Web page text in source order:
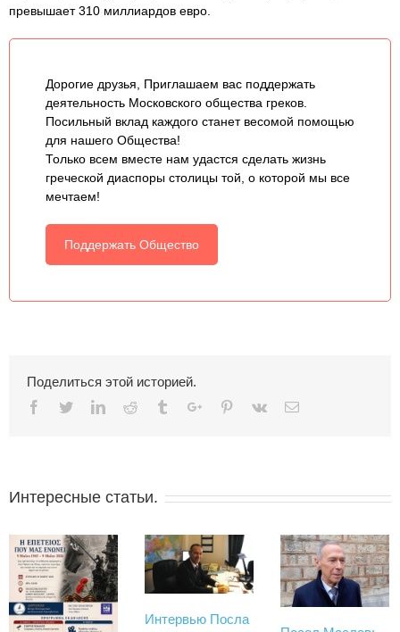
превышает 310 миллиардов евро.
Дорогие друзья, Приглашаем вас поддержать
деятельность Московского общества греков.
Посильный вклад каждого станет весомой помощью
для нашего Общества!
Только всем вместе нам удастся сделать жизнь
греческой диаспоры столицы той, о которой мы все
мечтаем!
Поддержать Общество
Поделиться этой историей.
Facebook
TwitterLinkedinReddit TumblrGoogle+Pinterest
Vk Email
Интересные статьи.
Интервью Посла